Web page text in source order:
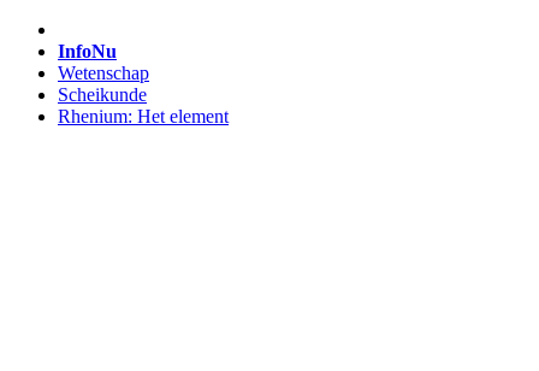
InfoNu
Wetenschap
Scheikunde
Rhenium: Het element